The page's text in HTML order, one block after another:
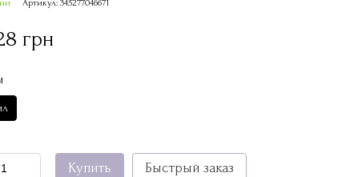
Артикул: 345277046671
грн
Купить Быстрый заказ